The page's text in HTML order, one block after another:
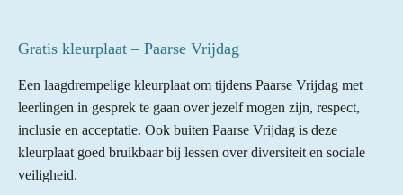
Gratis kleurplaat – Paarse Vrijdag
Een laagdrempelige kleurplaat om tijdens Paarse Vrijdag met
leerlingen in gesprek te gaan over jezelf mogen zijn, respect,
inclusie en acceptatie. Ook buiten Paarse Vrijdag is deze
kleurplaat goed bruikbaar bij lessen over diversiteit en sociale
veiligheid.